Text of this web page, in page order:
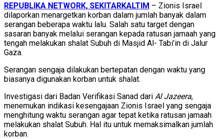
REPUBLIKA NETWORK, SEKITARKALTIM – Zionis Israel
dilaporkan menargetkan korban dalam jumlah banyak dalam
serangan beberapa waktu lalu. Salah satu target dengan
sasaran banyak melalui serangan kepada ratusan jamaah yang
tengah melakukan shalat Subuh di Masjid Al- Tabi’in di Jalur
Gaza.
Serangan sengaja dilakukan bertepatan dengan waktu yang
biasanya digunakan korban untuk shalat.
Investigasi dari Badan Verifikasi Sanad dari Al Jazeera,
menemukan indikasi kesengajaan Zionis Israel yang sengaja
menghitung waktu serangan agar tepat ketika ratusan jamaah
melakukan shalat Subuh. Hal itu untuk memaksimalkan jumlah
korban.